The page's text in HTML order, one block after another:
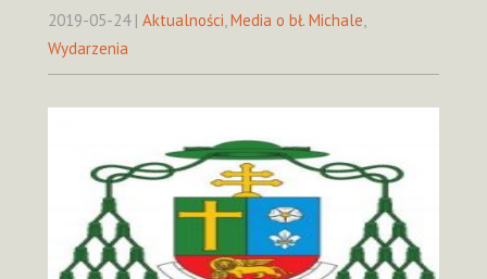
2019-05-24 | Aktualności Media o bł. Michale
Wydarzenia